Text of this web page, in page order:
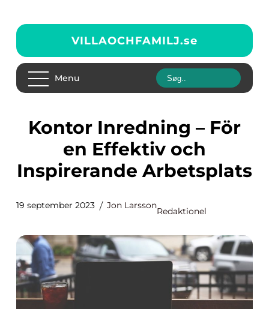
VILLAOCHFAMILJ.se
Menu
Kontor Inredning – För
en Effektiv och
Inspirerande Arbetsplats
19 september 2023 Jon Larsson
Redaktionel